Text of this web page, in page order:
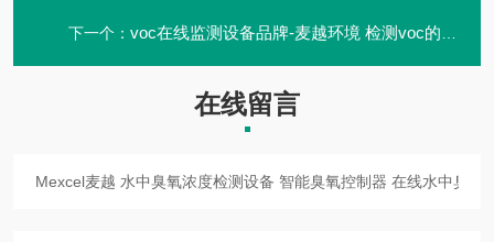
下一个： voc在线监测设备品牌-麦越环境 检测voc的检测仪器 M-3000s
在线留言